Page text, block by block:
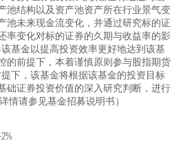
池结构以及资产池资产所在行业景气变
池未来现金流变化，并通过研究标的证
率变化对标的证券的久期与收益率的影
基金以提高投资效率更好地达到该基
的前提下，本着谨慎原则参与股指期货
下，该基金将根据该基金的投资目标
础证券投资价值的深入研究判断，进行
情请参见基金招募说明书）